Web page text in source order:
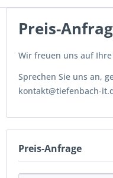
Preis-
Wir freuen uns auf
Sprechen Sie uns an,
kontakt@tiefenbach-
Preis-Anfrage